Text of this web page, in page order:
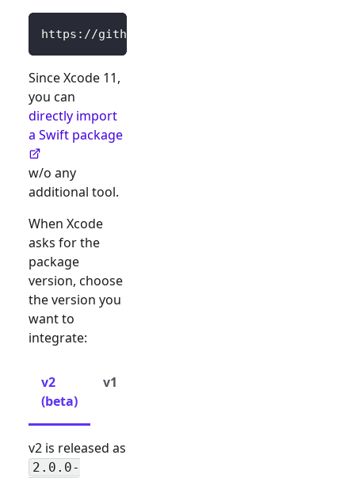
https://github.com/logto-io/swift.git
Since Xcode 11,
you can
directly import
a Swift package
w/o any
additional tool.
When Xcode
asks for the
package
version, choose
the version you
want to
integrate:
v2
(beta)
v1
v2 is released as
2.0.0-